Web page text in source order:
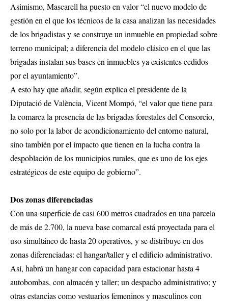
Asimismo, Mascarell ha puesto en valor “el nuevo modelo de
gestión en el que los técnicos de la casa analizan las necesidades
de los brigadistas y se construye un inmueble en propiedad sobre
terreno municipal; a diferencia del modelo clásico en el que las
brigadas instalan sus bases en inmuebles ya existentes cedidos
por el ayuntamiento”.
A esto hay que añadir, según explica el presidente de la
Diputació de València, Vicent Mompó, “el valor que tiene para
la comarca la presencia de las brigadas forestales del Consorcio,
no solo por la labor de acondicionamiento del entorno natural,
sino también por el impacto que tienen en la lucha contra la
despoblación de los municipios rurales, que es uno de los ejes
estratégicos de este equipo de gobierno”.
Dos zonas diferenciadas
Con una superficie de casi 600 metros cuadrados en una parcela
de más de 2.700, la nueva base comarcal está proyectada para el
uso simultáneo de hasta 20 operativos, y se distribuye en dos
zonas diferenciadas: el hangar/taller y el edificio administrativo.
Así, habrá un hangar con capacidad para estacionar hasta 4
autobombas, con almacén y taller; un despacho administrativo; y
otras estancias como vestuarios femeninos y masculinos con